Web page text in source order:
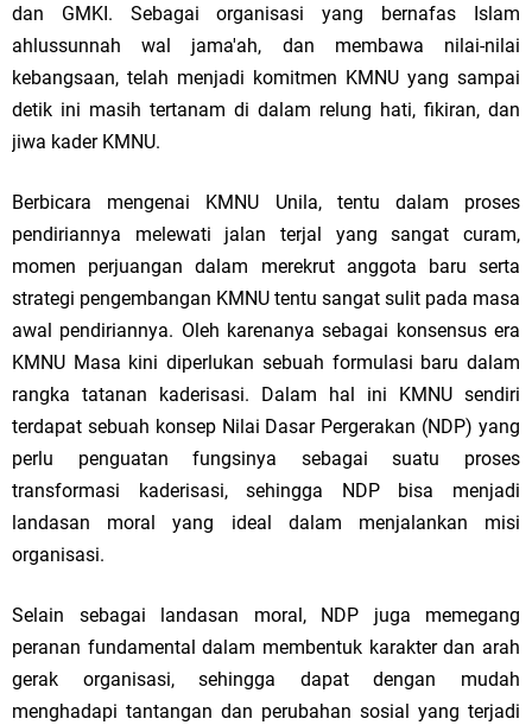
dan GMKI. Sebagai organisasi yang bernafas Islam
ahlussunnah wal jama'ah, dan membawa nilai-nilai
kebangsaan, telah menjadi komitmen KMNU yang sampai
detik ini masih tertanam di dalam relung hati, fikiran, dan
jiwa kader KMNU.
Berbicara mengenai KMNU Unila, tentu dalam proses
pendiriannya melewati jalan terjal yang sangat curam,
momen perjuangan dalam merekrut anggota baru serta
strategi pengembangan KMNU tentu sangat sulit pada masa
awal pendiriannya. Oleh karenanya sebagai konsensus era
KMNU Masa kini diperlukan sebuah formulasi baru dalam
rangka tatanan kaderisasi. Dalam hal ini KMNU sendiri
terdapat sebuah konsep Nilai Dasar Pergerakan (NDP) yang
perlu penguatan fungsinya sebagai suatu proses
transformasi kaderisasi, sehingga NDP bisa menjadi
landasan moral yang ideal dalam menjalankan misi
organisasi.
Selain sebagai landasan moral, NDP juga memegang
peranan fundamental dalam membentuk karakter dan arah
gerak organisasi, sehingga dapat dengan mudah
menghadapi tantangan dan perubahan sosial yang terjadi